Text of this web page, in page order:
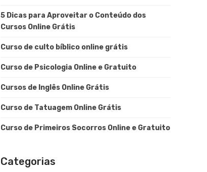
5 Dicas para Aproveitar o Conteúdo dos
Cursos Online Grátis
Curso de culto bíblico online grátis
Curso de Psicologia Online e Gratuito
Cursos de Inglês Online Grátis
Curso de Tatuagem Online Grátis
Curso de Primeiros Socorros Online e Gratuito
Categorias